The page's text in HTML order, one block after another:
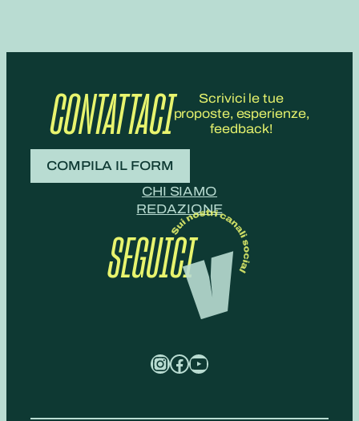
CONTATTACI
Scrivici le tue
proposte, esperienze,
feedback!
COMPILA IL FORM
CHI SIAMO
REDAZIONE
SEGUICI
InstagramFacebook YouTube